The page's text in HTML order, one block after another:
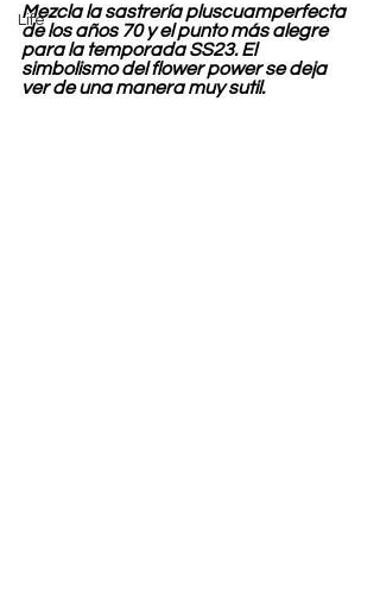
Life
Mezcla la sastrería pluscuamperfecta
de los años 70 y el punto más alegre
para la temporada SS23. El
simbolismo del flower power se deja
ver de una manera muy sutil.